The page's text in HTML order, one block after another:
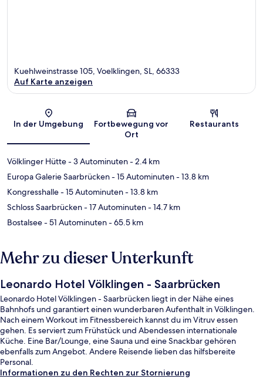
Karte
Kuehlweinstrasse 105, Voelklingen, SL, 66333
Auf Karte anzeigen
In der Umgebung
Fortbewegung vor
Ort
Restaurants
Völklinger Hütte- 3 Autominuten- 2.4 km
Europa Galerie Saarbrücken- 15 Autominuten- 13.8 km
Kongresshalle- 15 Autominuten- 13.8 km
Schloss Saarbrücken- 17 Autominuten- 14.7 km
Bostalsee- 51 Autominuten- 65.5 km
Mehr zu dieser Unterkunft
Leonardo Hotel Völklingen - Saarbrücken
Leonardo Hotel Völklingen - Saarbrücken liegt in der Nähe eines
Bahnhofs und garantiert einen wunderbaren Aufenthalt in Völklingen.
Nach einem Workout im Fitnessbereich kannst du im Vitruv essen
gehen. Es serviert zum Frühstück und Abendessen internationale
Küche. Eine Bar/Lounge, eine Sauna und eine Snackbar gehören
ebenfalls zum Angebot. Andere Reisende lieben das hilfsbereite
Personal.
Informationen zu den Rechten zur Stornierung